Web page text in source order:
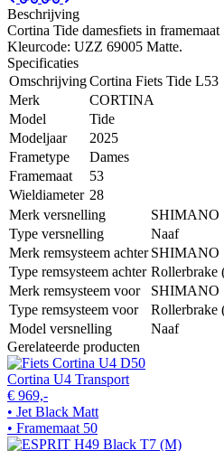
Beschrijving
Cortina Tide damesfiets in
Kleurcode: UZZ 69005 Matte.
Specificaties
OmschrijvingCortina Fiets Tide L53
Merk
CORTINA
Model
Tide
Modeljaar
2025
Frametype
Dames
Framemaat
53
Wieldiameter 28
Merk versnelling
SHIMANO
Type versnelling
Naaf
Merk remsysteem achter SHIMANO
Type remsysteem achter Rollerbrake
Merk remsysteem voor
SHIMANO
Type remsysteem voor
Rollerbrake
Model versnelling
Naaf
Gerelateerde producten
Cortina U4 Transport
€ 969,-
• Jet Black Matt
• Framemaat 50